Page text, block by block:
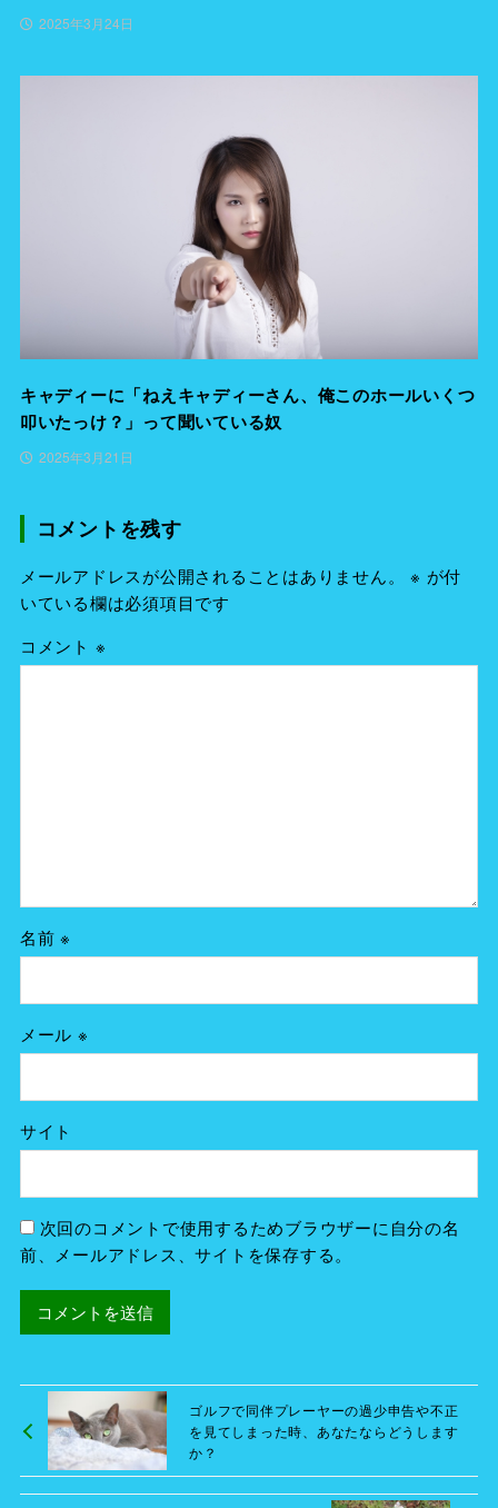
2025年3月24日
キャディーに「ねえキャディーさん、俺このホールいくつ
叩いたっけ？」って聞いている奴
2025年3月21日
コメントを残す
メールアドレスが公開されることはありません。 ※ が付
いている欄は必須項目です
コメント ※
名前※
メール ※
サイト
次回のコメントで使用するためブラウザーに自分の名
前、メールアドレス、サイトを保存する。
ゴルフで同伴プレーヤーの過少申告や不正
を見てしまった時、あなたならどうします
か？